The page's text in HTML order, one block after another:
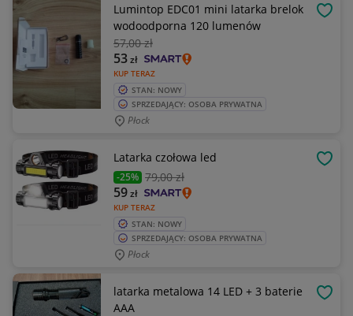
Lumintop EDC01 mini latarka brelok
wodoodporna 120 lumenów
57,00 zł
KUP TERAZ
53zł
STAN: NOWY
SPRZEDAJĄCY: OSOBA PRYWATNA
Płock
Latarka czołowa led
-25% 79,00 zł
KUP TERAZ
59zł
STAN: NOWY
SPRZEDAJĄCY: OSOBA PRYWATNA
Płock
latarka metalowa 14 LED + 3 baterie
AAA